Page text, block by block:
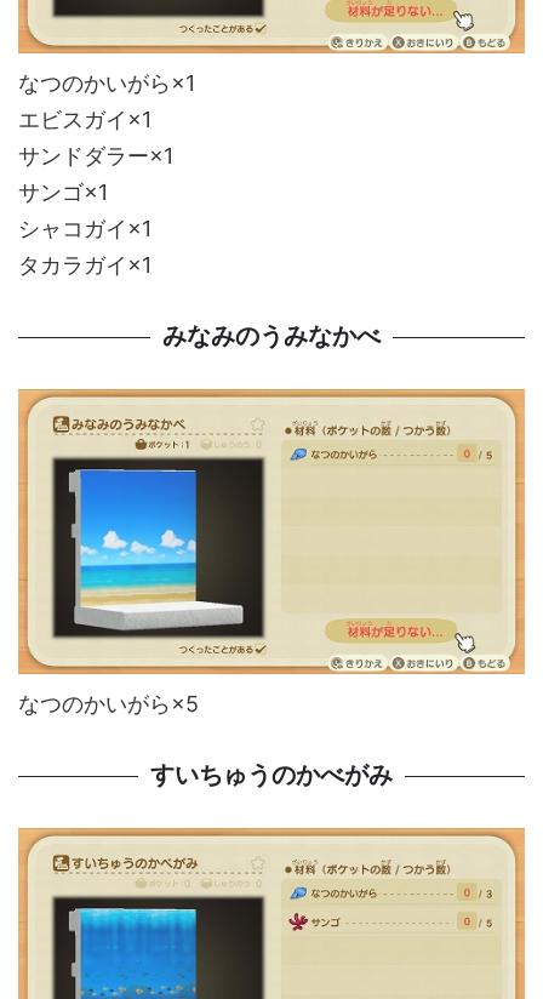
なつのかいがら×1
エビスガイ×1
サンドダラー×1
サンゴ×1
シャコガイ×1
タカラガイ×1
みなみのうみなかべ
なつのかいがら×5
すいちゅうのかべがみ